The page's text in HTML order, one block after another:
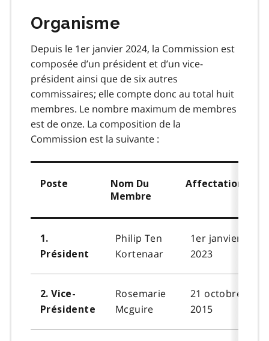
Organisme
Depuis le 1er janvier 2024, la Commission est
composée d’un président et d’un vice-
président ainsi que de six autres
commissaires; elle compte donc au total huit
membres. Le nombre maximum de membres
est de onze. La composition de la
Commission est la suivante :
Poste
Nom Du
Membre
Affectation
1.
Président
Philip Ten
Kortenaar
1er janvier
2023
2. Vice-
Présidente
Rosemarie
Mcguire
21 octobre
2015